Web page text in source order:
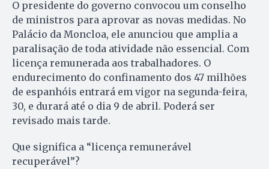
O presidente do governo convocou um conselho
de ministros para aprovar as novas medidas. No
Palácio da Moncloa, ele anunciou que amplia a
paralisação de toda atividade não essencial. Com
licença remunerada aos trabalhadores. O
endurecimento do confinamento dos 47 milhões
de espanhóis entrará em vigor na segunda-feira,
30, e durará até o dia 9 de abril. Poderá ser
revisado mais tarde.
Que significa a “licença remunerável
recuperável”?